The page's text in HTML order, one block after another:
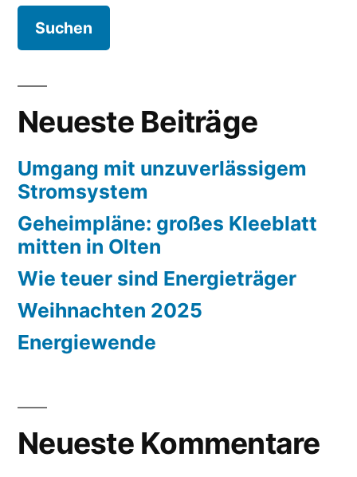
Neueste Beiträge
Umgang mit unzuverlässigem
Stromsystem
Geheimpläne: großes Kleeblatt
mitten in Olten
Wie teuer sind Energieträger
Weihnachten 2025
Energiewende
Neueste Kommentare